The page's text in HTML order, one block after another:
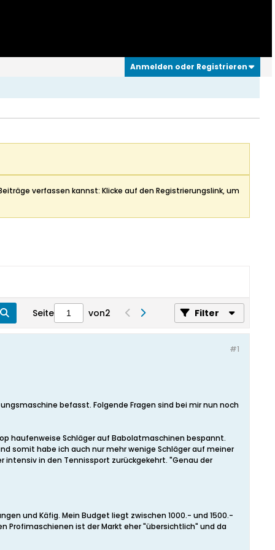
Anmelden oder Registrieren
verfassen kannst: Klicke auf den Registrierungslink, um
Seite von2 Filter
#1
befasst. Folgende Fragen sind bei mir nun noch
haufenweise Schläger auf Babolatmaschinen bespannt.
somit habe ich auch nur mehr wenige Schläger auf meiner
intensiv in den Tennissport zurückgekehrt. "Genau der
und Käfig. Mein Budget liegt zwischen 1000.- und 1500.-
Profimaschienen ist der Markt eher "übersichtlich" und da